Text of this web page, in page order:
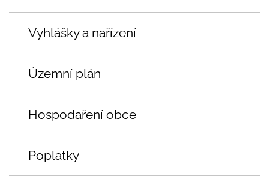
Vyhlášky a nařízení
Územní plán
Hospodaření obce
Poplatky